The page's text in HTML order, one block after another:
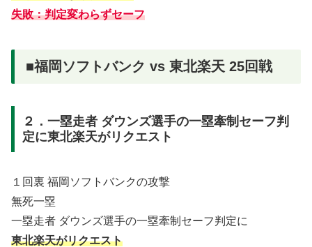
失敗：判定変わらずセーフ
■福岡ソフトバンク vs 東北楽天 25回戦
２．一塁走者 ダウンズ選手の一塁牽制セーフ判
定に東北楽天がリクエスト
１回裏 福岡ソフトバンクの攻撃
無死一塁
一塁走者 ダウンズ選手の一塁牽制セーフ判定に
東北楽天がリクエスト